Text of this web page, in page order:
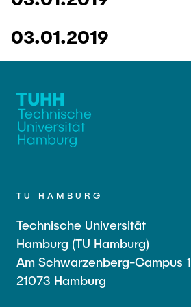
03.01.2019
TU HAMBURG
Technische Universität
Hamburg (TU Hamburg)
Am Schwarzenberg-Campus 1
21073 Hamburg